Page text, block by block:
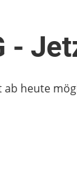
-
ab heute